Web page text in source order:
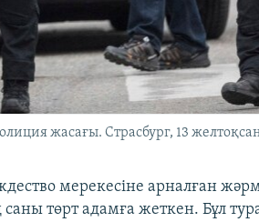
жасағы. Страсбург, 13
мерекесіне арналған
төрт адамға жеткен. Бұл